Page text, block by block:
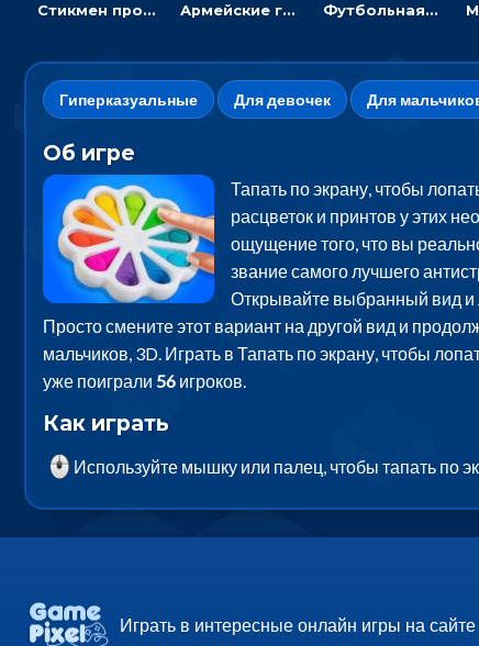
Стикмен против Зомби: стрелять в зомби и развивать воина Армейские грузовики в пазлах: собери военную машину Футбольная ферма: бей по мячу, чтобы забивать в ворота и ловить звезды
Гиперказуальные Для девочек Для
Об игре
Тапать по экрану, чтобы
расцветок и принтов у этих
ощущение того, что вы
звание самого лучшего
Открывайте выбранный вид и
Просто смените этот вариант на другой вид и
мальчиков, 3D. Играть в Тапать по экрану, чтобы
уже поиграли 56игроков.
Как играть
Используйте мышку или палец, чтобы тапать по
Играть в интересные онлайн игры на